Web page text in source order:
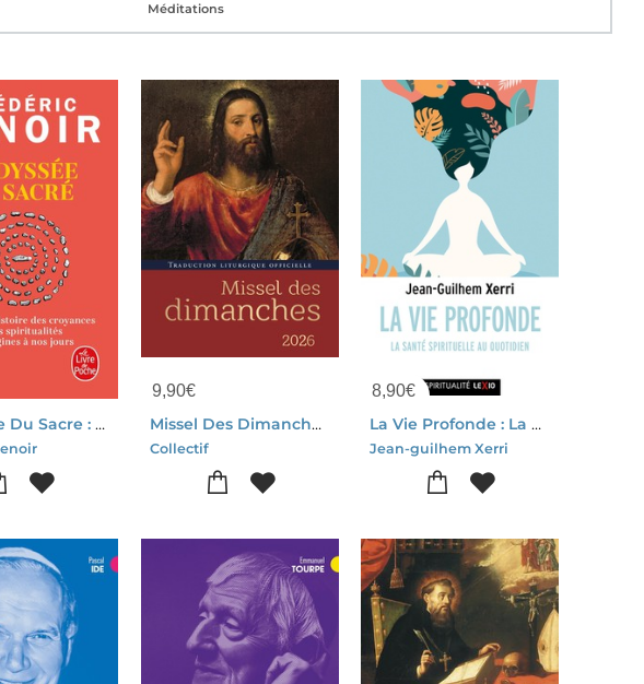
Méditations
L'odyssee Du Sacre : La Grande Histoire Des Croyances Et Des Spiritualites Des Origines A Nos Jours
9,90€
Missel Des Dimanches (edition 2026)
Collectif
8,90€
La Vie Profonde : La Sante Spirituelle Au Quotidien
Jean-guilhem Xerri